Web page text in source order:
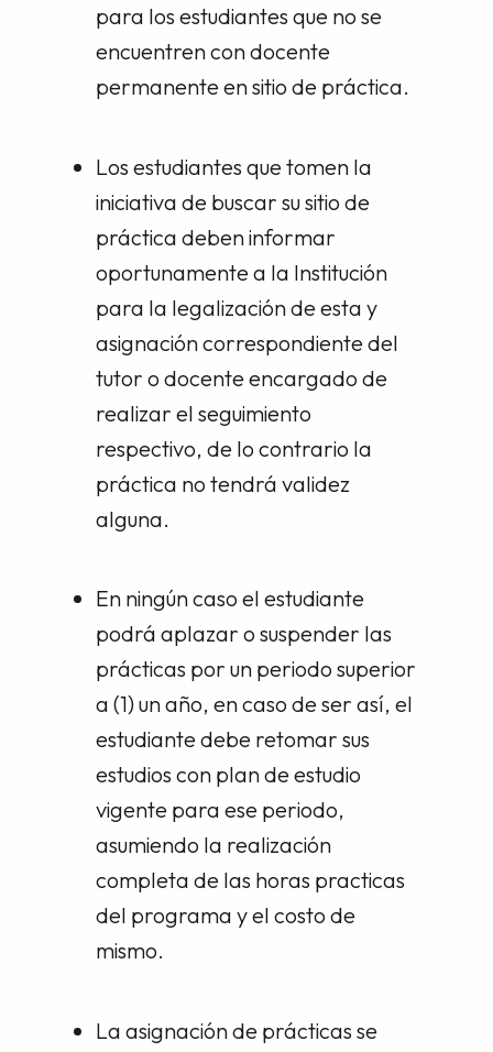
para los estudiantes que no se
encuentren con docente
permanente en sitio de práctica.
Los estudiantes que tomen la
iniciativa de buscar su sitio de
práctica deben informar
oportunamente a la Institución
para la legalización de esta y
asignación correspondiente del
tutor o docente encargado de
realizar el seguimiento
respectivo, de lo contrario la
práctica no tendrá validez
alguna.
En ningún caso el estudiante
podrá aplazar o suspender las
prácticas por un periodo superior
a (1) un año, en caso de ser así, el
estudiante debe retomar sus
estudios con plan de estudio
vigente para ese periodo,
asumiendo la realización
completa de las horas practicas
del programa y el costo de
mismo.
La asignación de prácticas se